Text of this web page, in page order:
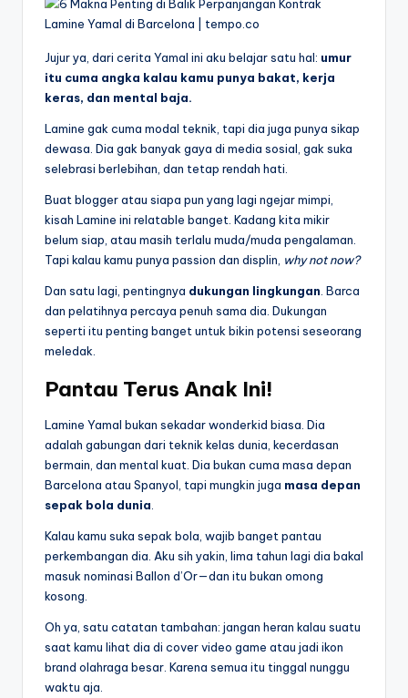
Jujur ya, dari cerita Yamal ini aku belajar satu hal: umur
itu cuma angka kalau kamu punya bakat, kerja
keras, dan mental baja.
Lamine gak cuma modal teknik, tapi dia juga punya sikap
dewasa. Dia gak banyak gaya di media sosial, gak suka
selebrasi berlebihan, dan tetap rendah hati.
Buat blogger atau siapa pun yang lagi ngejar mimpi,
kisah Lamine ini relatable banget. Kadang kita mikir
belum siap, atau masih terlalu muda/muda pengalaman.
Tapi kalau kamu punya passion dan displin, why not now?
Dan satu lagi, pentingnya dukungan lingkungan . Barca
dan pelatihnya percaya penuh sama dia. Dukungan
seperti itu penting banget untuk bikin potensi seseorang
meledak.
Pantau Terus Anak Ini!
Lamine Yamal bukan sekadar wonderkid biasa. Dia
adalah gabungan dari teknik kelas dunia, kecerdasan
bermain, dan mental kuat. Dia bukan cuma masa depan
Barcelona atau Spanyol, tapi mungkin juga masa depan
sepak bola dunia
Kalau kamu suka sepak bola, wajib banget pantau
perkembangan dia. Aku sih yakin, lima tahun lagi dia bakal
masuk nominasi Ballon d’Or—dan itu bukan omong
kosong.
Oh ya, satu catatan tambahan: jangan heran kalau suatu
saat kamu lihat dia di cover video game atau jadi ikon
brand olahraga besar. Karena semua itu tinggal nunggu
waktu aja.